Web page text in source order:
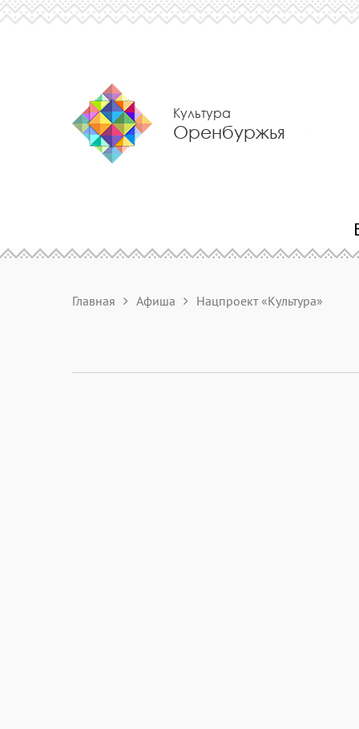
Культура
Оренбуржья
Главная Афиша Нацпроект «Культура»